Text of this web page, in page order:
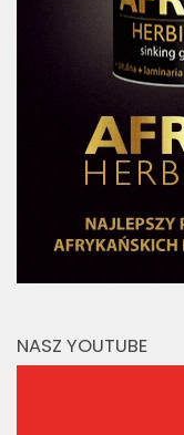
NASZ YOUTUBE